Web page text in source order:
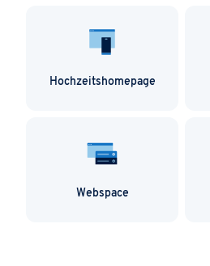
Hochzeitshomepage
Webspace